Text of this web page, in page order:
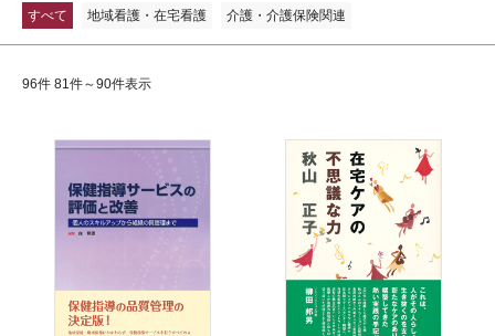
すべて 地域看護・在宅看護 介護・介護保険関連
96件 81件～90件表示